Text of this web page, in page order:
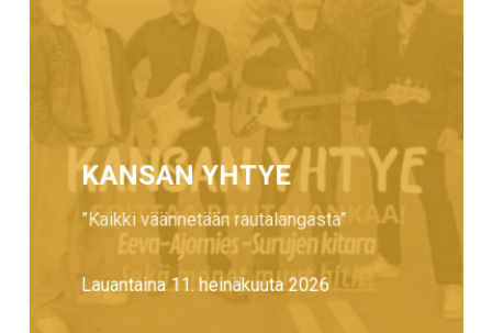
KANSAN YHTYE
”Kaikki väännetään rautalangasta”
Lauantaina 11. heinäkuuta 2026